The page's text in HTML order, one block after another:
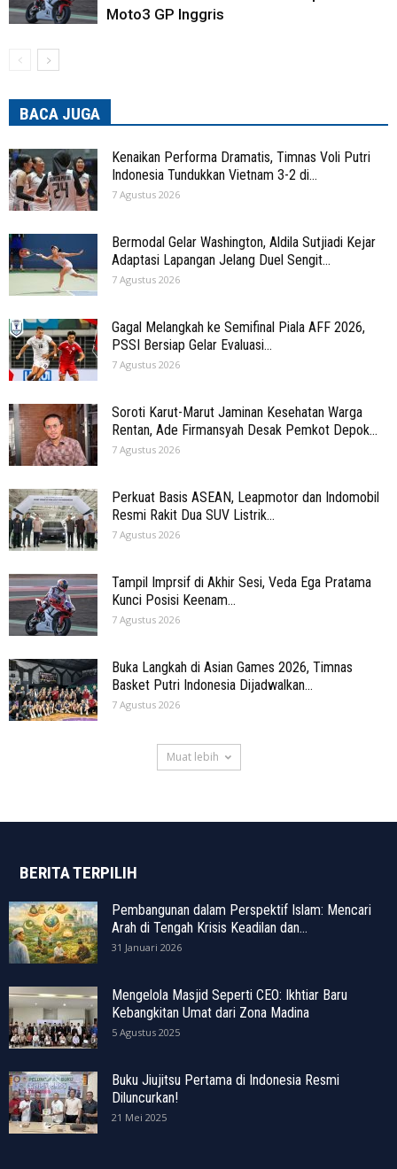
Moto3 GP Inggris
BACA JUGA
Kenaikan Performa Dramatis, Timnas Voli Putri
Indonesia Tundukkan Vietnam 3-2 di...
7 Agustus 2026
Bermodal Gelar Washington, Aldila Sutjiadi Kejar
Adaptasi Lapangan Jelang Duel Sengit...
7 Agustus 2026
Gagal Melangkah ke Semifinal Piala AFF 2026,
PSSI Bersiap Gelar Evaluasi...
7 Agustus 2026
Soroti Karut-Marut Jaminan Kesehatan Warga
Rentan, Ade Firmansyah Desak Pemkot Depok...
7 Agustus 2026
Perkuat Basis ASEAN, Leapmotor dan Indomobil
Resmi Rakit Dua SUV Listrik...
7 Agustus 2026
Tampil Imprsif di Akhir Sesi, Veda Ega Pratama
Kunci Posisi Keenam...
7 Agustus 2026
Buka Langkah di Asian Games 2026, Timnas
Basket Putri Indonesia Dijadwalkan...
7 Agustus 2026
Muat lebih
BERITA TERPILIH
Pembangunan dalam Perspektif Islam: Mencari
Arah di Tengah Krisis Keadilan dan...
31 Januari 2026
Mengelola Masjid Seperti CEO: Ikhtiar Baru
Kebangkitan Umat dari Zona Madina
5 Agustus 2025
Buku Jiujitsu Pertama di Indonesia Resmi
Diluncurkan!
21 Mei 2025